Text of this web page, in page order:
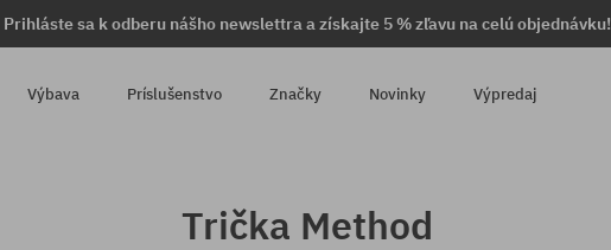
Prihláste sa k odberu nášho newslettra a získajte 5 % zľavu na celú objednávku!
Výbava Príslušenstvo Značky Novinky Výpredaj
Trička Method